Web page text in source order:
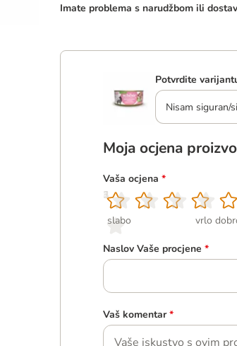
Imate problema s narudžbom ili
Potvrdite
Nisam siguran/
Moja ocjena
Vaša ocjena *
1
slabo
2
3
4
5
vrlo
Naslov Vaše procjene *
Vaš komentar *